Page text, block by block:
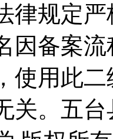
律规定
因备案
使用此
。 五